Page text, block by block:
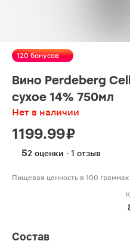
120 бонусов
Вино Perdeberg
сухое 14% 750мл
Нет в наличии
1199.99 ₽
52 оценки · 1 отзыв
Пищевая ценность в 100 граммах
Состав